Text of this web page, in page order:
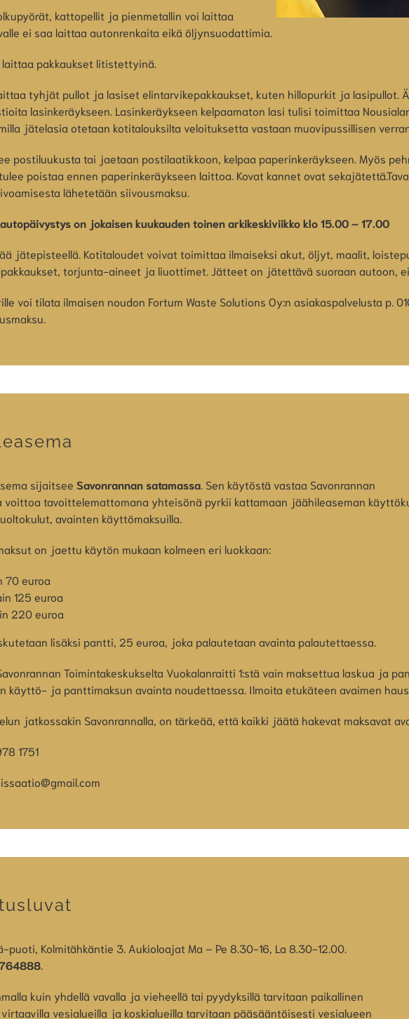
kattopellit ja pienmetallin voi laittaa
ei saa laittaa autonrenkaita eikä öljynsuodattimia.
pakkaukset litistettyinä.
tyhjät pullot ja lasiset elintarvikepakkaukset, kuten hillopurkit ja lasipullot.
lasinkeräykseen. Lasinkeräykseen kelpaamaton lasi tulisi toimittaa
jätelasia otetaan kotitalouksilta veloituksetta vastaan muovipussillisen
postiluukusta tai jaetaan postilaatikkoon, kelpaa paperinkeräykseen. Myös
poistaa ennen paperinkeräykseen laittoa. Kovat kannet ovat
lähetetään siivousmaksu.
on jokaisen kuukauden toinen arkikeskiviikko klo 15.00 – 17.00
jätepisteellä. Kotitaloudet voivat toimittaa ilmaiseksi akut, öljyt, maalit,
torjunta-aineet ja liuottimet. Jätteet on jätettävä suoraan autoon,
voi tilata ilmaisen noudon Fortum Waste Solutions Oy:n asiakaspalvelusta p.
sijaitsee Savonrannan satamassa. Sen käytöstä vastaa Savonrannan
voittoa tavoittelemattomana yhteisönä pyrkii kattamaan jäähileaseman
avainten käyttömaksuilla.
on jaettu käytön mukaan kolmeen eri luokkaan:
70 euroa
125 euroa
220 euroa
lisäksi pantti, 25 euroa, joka palautetaan avainta palautettaessa.
Toimintakeskukselta Vuokalanraitti 1:stä vain maksettua laskua ja
käyttö- ja panttimaksun avainta noudettaessa. Ilmoita etukäteen avaimen
jatkossakin Savonrannalla, on tärkeää, että kaikki jäätä hakevat maksavat
1751
puoti, Kolmitähkäntie 3. Aukioloajat Ma – Pe 8.30-16, La 8.30-12.00.
.
kuin yhdellä vavalla ja vieheellä tai pyydyksillä tarvitaan paikallinen
vesialueilla ja koskialueilla tarvitaan pääsääntöisesti vesialueen